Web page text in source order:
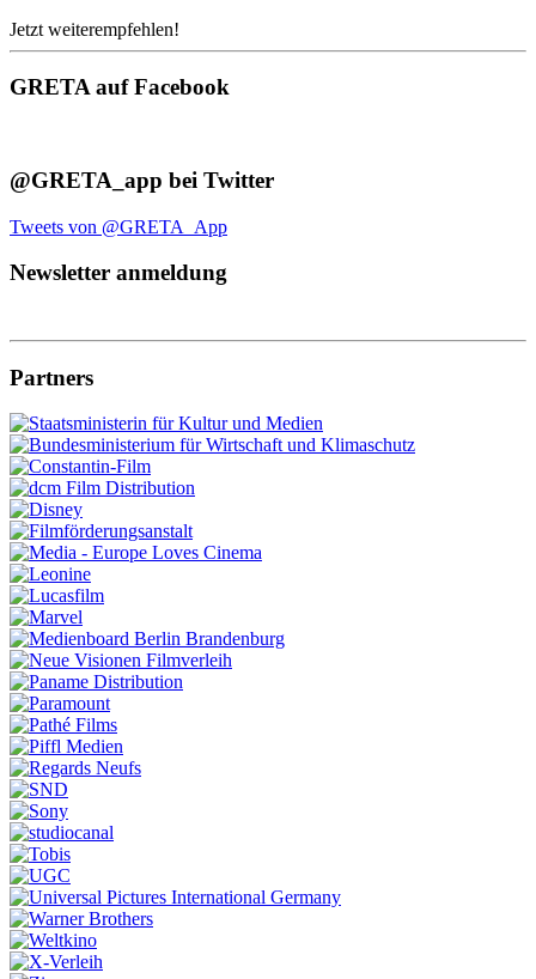
Jetzt weiterempfehlen!
GRETA auf Facebook
@GRETA_app bei Twitter
Tweets von @GRETA_App
Newsletter anmeldung
Partners